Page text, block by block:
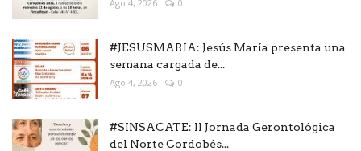
Ago 4, 2026 0
#JESUSMARIA: Jesús María presenta una
semana cargada de...
Ago 4, 2026 0
#SINSACATE: II Jornada Gerontológica
del Norte Cordobés...